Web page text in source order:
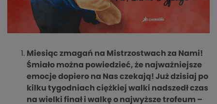
Miesiąc zmagań na Mistrzostwach za Nami!
Śmiało można powiedzieć, że najważniejsze
emocje dopiero na Nas czekają! Już dzisiaj po
kilku tygodniach ciężkiej walki nadszedł czas
na wielki finał i walkę o najwyższe trofeum –